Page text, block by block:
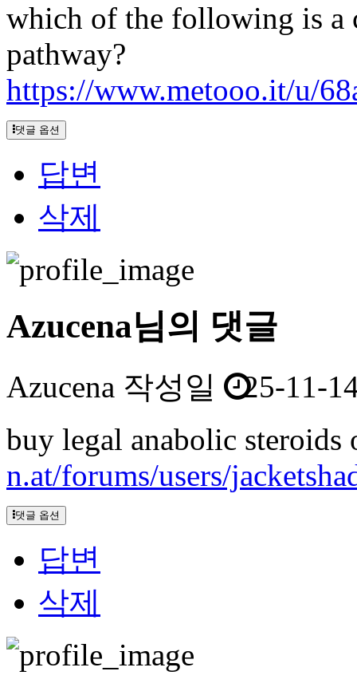
which of the following is a
pathway?
https://www.metooo.it/u/
댓글 옵션
답변
삭제
Azucena님의 댓글
Azucena 작성일
25-11-
buy legal anabolic
n.at/forums/users/
댓글 옵션
답변
삭제